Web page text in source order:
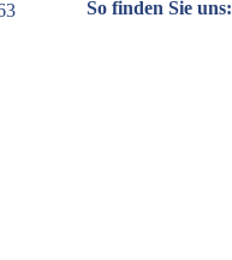
So finden Sie uns: